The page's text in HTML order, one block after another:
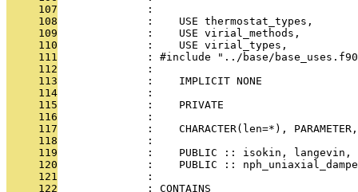
     107
:
     108
:    USE thermostat_types,
     109
:    USE virial_methods,
     110
:    USE virial_types,
     111
: #include "../base/
     112
              :
     113
              :    IMPLICIT NONE
     114
              :
     115
              :    PRIVATE
     116
              :
     117
:    CHARACTER(len=*),
     118
              :
     119
:    PUBLIC :: isokin,
     120
:    PUBLIC ::
     121
              :
     122
              : CONTAINS